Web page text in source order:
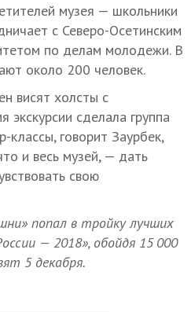
музея — школьники
с Северо-Осетинским
по делам молодежи. В
около 200 человек.
висят холсты с
сделала группа
классы, говорит Заурбек,
и весь музей, — дать
свою
попал в тройку лучших
— 2018», обойдя 15 000
5 декабря.